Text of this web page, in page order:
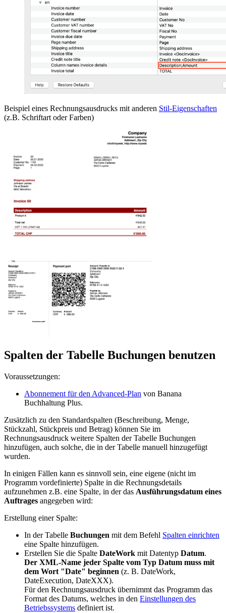
Beispiel eines Rechnungsausdrucks mit anderen Stil-Eigenschaften
(z.B. Schriftart oder Farben)
Spalten der Tabelle Buchungen benutzen
Voraussetzungen:
Abonnement für den Advanced-Plan von Banana
Buchhaltung Plus.
Zusätzlich zu den Standardspalten (Beschreibung, Menge,
Stückzahl, Stückpreis und Betrag) können Sie im
Rechnungsausdruck weitere Spalten der Tabelle Buchungen
hinzufügen, auch solche, die in der Tabelle manuell hinzugefügt
wurden.
In einigen Fällen kann es sinnvoll sein, eine eigene (nicht im
Programm vordefinierte) Spalte in die Rechnungsdetails
aufzunehmen z.B. eine Spalte, in der das Ausführungsdatum eines
Auftrages angegeben wird:
Erstellung einer Spalte:
In der Tabelle Buchungen mit dem Befehl Spalten einrichten
eine Spalte hinzufügen.
Erstellen Sie die Spalte DateWork mit Datentyp Datum.
Der XML-Name jeder Spalte vom Typ Datum muss mit
dem Wort "Date" beginnen (z. B. DateWork,
DateExecution, DateXXX).
Für den Rechnungsausdruck übernimmt das Programm das
Format des Datums, welches in den Einstellungen des
Betriebssystems definiert ist.